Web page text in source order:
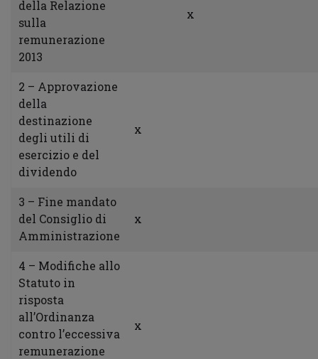
della Relazione
sulla
remunerazione
2013
x
2 – Approvazione
della
destinazione
degli utili di
esercizio e del
dividendo
x
3 – Fine mandato
del Consiglio di
Amministrazione
x
4 – Modifiche allo
Statuto in
risposta
all’Ordinanza
contro l’eccessiva
remunerazione
x